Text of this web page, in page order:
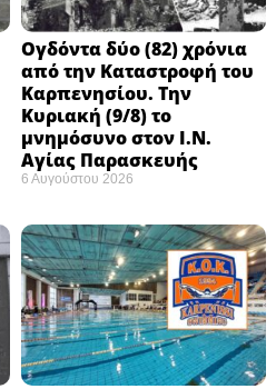
Ογδόντα δύο (82) χρόνια
από την Καταστροφή του
Καρπενησίου. Την
Κυριακή (9/8) το
μνημόσυνο στον Ι.Ν.
Αγίας Παρασκευής
6 Αυγούστου 2026